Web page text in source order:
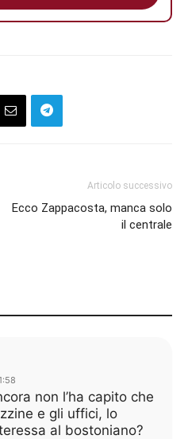
Articolo successivo
Ecco Zappacosta, manca solo
il centrale
non l’ha capito che
e gli uffici, lo
al bostoniano?